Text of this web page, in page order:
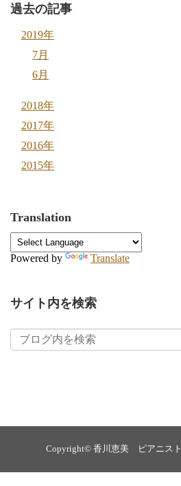
過去の記事
2019年
7月
6月
2018年
2017年
2016年
2015年
Translation
Powered by Translate
サイト内を検索
Copyright© 香川恵美 ピアニスト